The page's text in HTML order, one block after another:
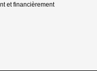
et financièrement